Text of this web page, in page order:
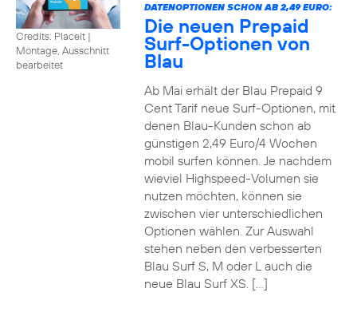
Credits: Placeit |
Montage, Ausschnitt
bearbeitet
DATENOPTIONEN SCHON AB 2,49 EURO:
Die neuen Prepaid
Surf-Optionen von
Blau
Ab Mai erhält der Blau Prepaid 9
Cent Tarif neue Surf-Optionen, mit
denen Blau-Kunden schon ab
günstigen 2,49 Euro/4 Wochen
mobil surfen können. Je nachdem
wieviel Highspeed-Volumen sie
nutzen möchten, können sie
zwischen vier unterschiedlichen
Optionen wählen. Zur Auswahl
stehen neben den verbesserten
Blau Surf S, M oder L auch die
neue Blau Surf XS. […]